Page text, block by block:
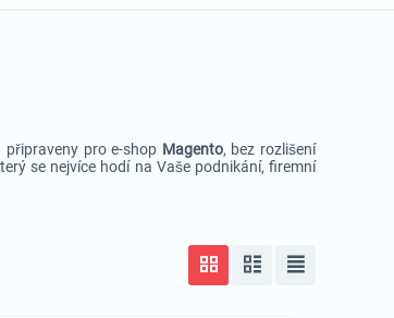
připraveny pro e-shop Magento, bez rozlišení
se nejvíce hodí na Vaše podnikání, firemní